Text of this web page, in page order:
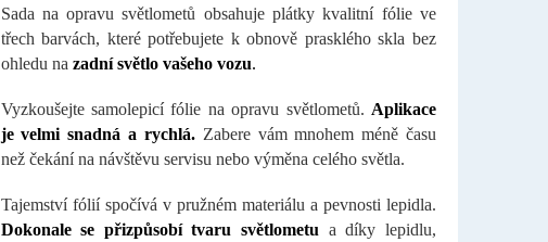
Sada na opravu světlometů obsahuje plátky kvalitní fólie ve
třech barvách, které potřebujete k obnově prasklého skla bez
ohledu na zadní světlo vašeho vozu.
Vyzkoušejte samolepicí fólie na opravu světlometů. Aplikace
je velmi snadná a rychlá. Zabere vám mnohem méně času
než čekání na návštěvu servisu nebo výměna celého světla.
Tajemství fólií spočívá v pružném materiálu a pevnosti lepidla.
Dokonale se přizpůsobí tvaru světlometu a díky lepidlu,